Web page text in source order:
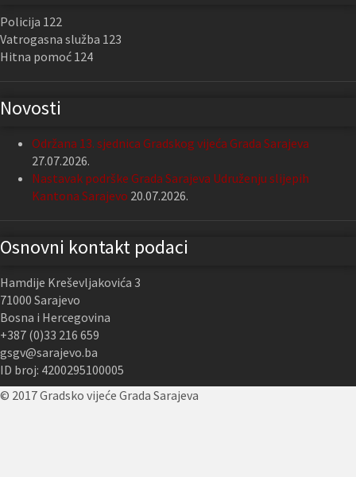
Policija 122
Vatrogasna služba 123
Hitna pomoć 124
Novosti
Održana 13. sjednica Gradskog vijeća Grada Sarajeva
27.07.2026.
Nastavak podrške Grada Sarajeva Udruženju slijepih
Kantona Sarajevo 20.07.2026.
Osnovni kontakt podaci
Hamdije Kreševljakovića 3
71000 Sarajevo
Bosna i Hercegovina
+387 (0)33 216 659
gsgv@sarajevo.ba
ID broj: 4200295100005
© 2017 Gradsko vijeće Grada Sarajeva